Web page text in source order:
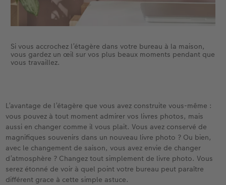
Si vous accrochez l’étagère dans votre bureau à la maison,
vous gardez un œil sur vos plus beaux moments pendant que
vous travaillez.
L’avantage de l’étagère que vous avez construite vous-même :
vous pouvez à tout moment admirer vos livres photos, mais
aussi en changer comme il vous plait. Vous avez conservé de
magnifiques souvenirs dans un nouveau livre photo ? Ou bien,
avec le changement de saison, vous avez envie de changer
d’atmosphère ? Changez tout simplement de livre photo. Vous
serez étonné de voir à quel point votre bureau peut paraître
différent grace à cette simple astuce.